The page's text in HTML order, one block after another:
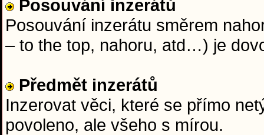
Posouvání inzerátů
Posouvání inzerátu směrem
– to the top, nahoru, atd…) je
Předmět inzerátů
Inzerovat věci, které se přímo
povoleno, ale všeho s mírou.